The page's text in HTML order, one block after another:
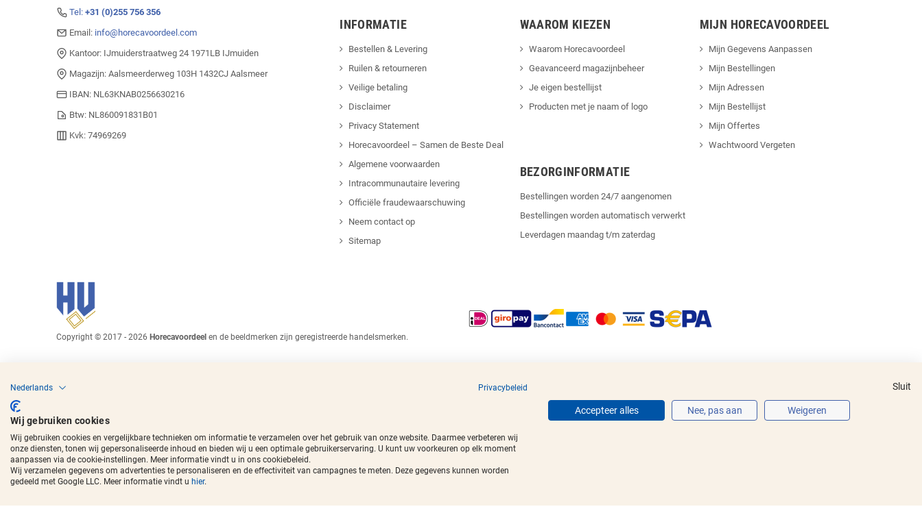
Tel: +31 (0)255 756 356
Email: info@horecavoordeel.com
Kantoor: IJmuiderstraatweg 24 1971LB IJmuiden
Magazijn: Aalsmeerderweg 103H 1432CJ Aalsmeer
IBAN: NL63KNAB0256630216
Btw: NL860091831B01
Kvk: 74969269
INFORMATIE
Bestellen & Levering
Ruilen & retourneren
Veilige betaling
Disclaimer
Privacy Statement
Horecavoordeel – Samen de Beste Deal
Algemene voorwaarden
Intracommunautaire levering
Officiële fraudewaarschuwing
Neem contact op
Sitemap
WAAROM KIEZEN
Waarom Horecavoordeel
Geavanceerd magazijnbeheer
Je eigen bestellijst
Producten met je naam of logo
MIJN HORECAVOORDEEL
Mijn Gegevens Aanpassen
Mijn Bestellingen
Mijn Adressen
Mijn Bestellijst
Mijn Offertes
Wachtwoord Vergeten
BEZORGINFORMATIE
Bestellingen worden 24/7 aangenomen
Bestellingen worden automatisch verwerkt
Leverdagen maandag t/m zaterdag
Copyright © 2017 - 2026 Horecavoordeel en de beeldmerken zijn geregistreerde handelsmerken.
Sluit
Nederlands Privacybeleid
Wij gebruiken cookies
Wij gebruiken cookies en vergelijkbare technieken om informatie te verzamelen over het gebruik van onze website. Daarmee verbeteren wij
onze diensten, tonen wij gepersonaliseerde inhoud en bieden wij u een optimale gebruikerservaring. U kunt uw voorkeuren op elk moment
aanpassen via de cookie-instellingen. Meer informatie vindt u in ons cookiebeleid.
Wij verzamelen gegevens om advertenties te personaliseren en de effectiviteit van campagnes te meten. Deze gegevens kunnen worden
gedeeld met Google LLC. Meer informatie vindt u hier.
Accepteer alles Nee, pas aan Weigeren